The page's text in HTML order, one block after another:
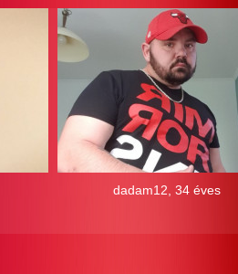
dadam12, 34 éves